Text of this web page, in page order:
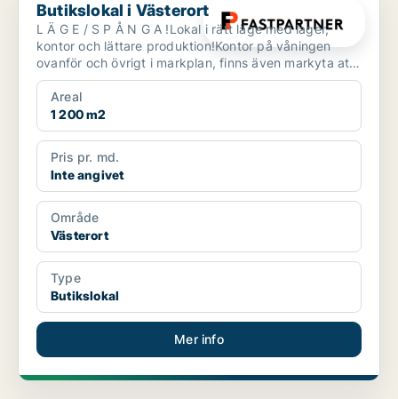
Butikslokal i Västerort
L Ä G E / S P Å N G A !Lokal i rätt läge med lager,
kontor och lättare produktion!Kontor på våningen
ovanför och övrigt i markplan, finns även markyta att
ti...
Areal
1 200 m2
Pris pr. md.
Inte angivet
Område
Västerort
Type
Butikslokal
Mer info